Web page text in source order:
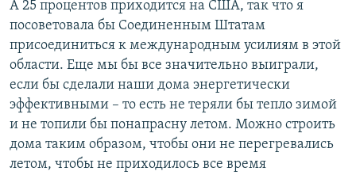
А 25 процентов приходится на США, так что я
посоветовала бы Соединенным Штатам
присоединиться к международным усилиям в этой
области. Еще мы бы все значительно выиграли,
если бы сделали наши дома энергетически
эффективными – то есть не теряли бы тепло зимой
и не топили бы понапрасну летом. Можно строить
дома таким образом, чтобы они не перегревались
летом, чтобы не приходилось все время